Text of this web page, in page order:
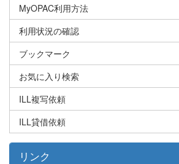
MyOPAC利用方法
利用状況の確認
ブックマーク
お気に入り検索
ILL複写依頼
ILL貸借依頼
リンク